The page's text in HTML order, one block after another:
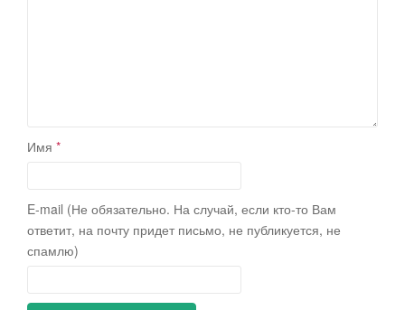
Имя *
E-mail (Не обязательно. На случай, если кто-то Вам
ответит, на почту придет письмо, не публикуется, не
спамлю)